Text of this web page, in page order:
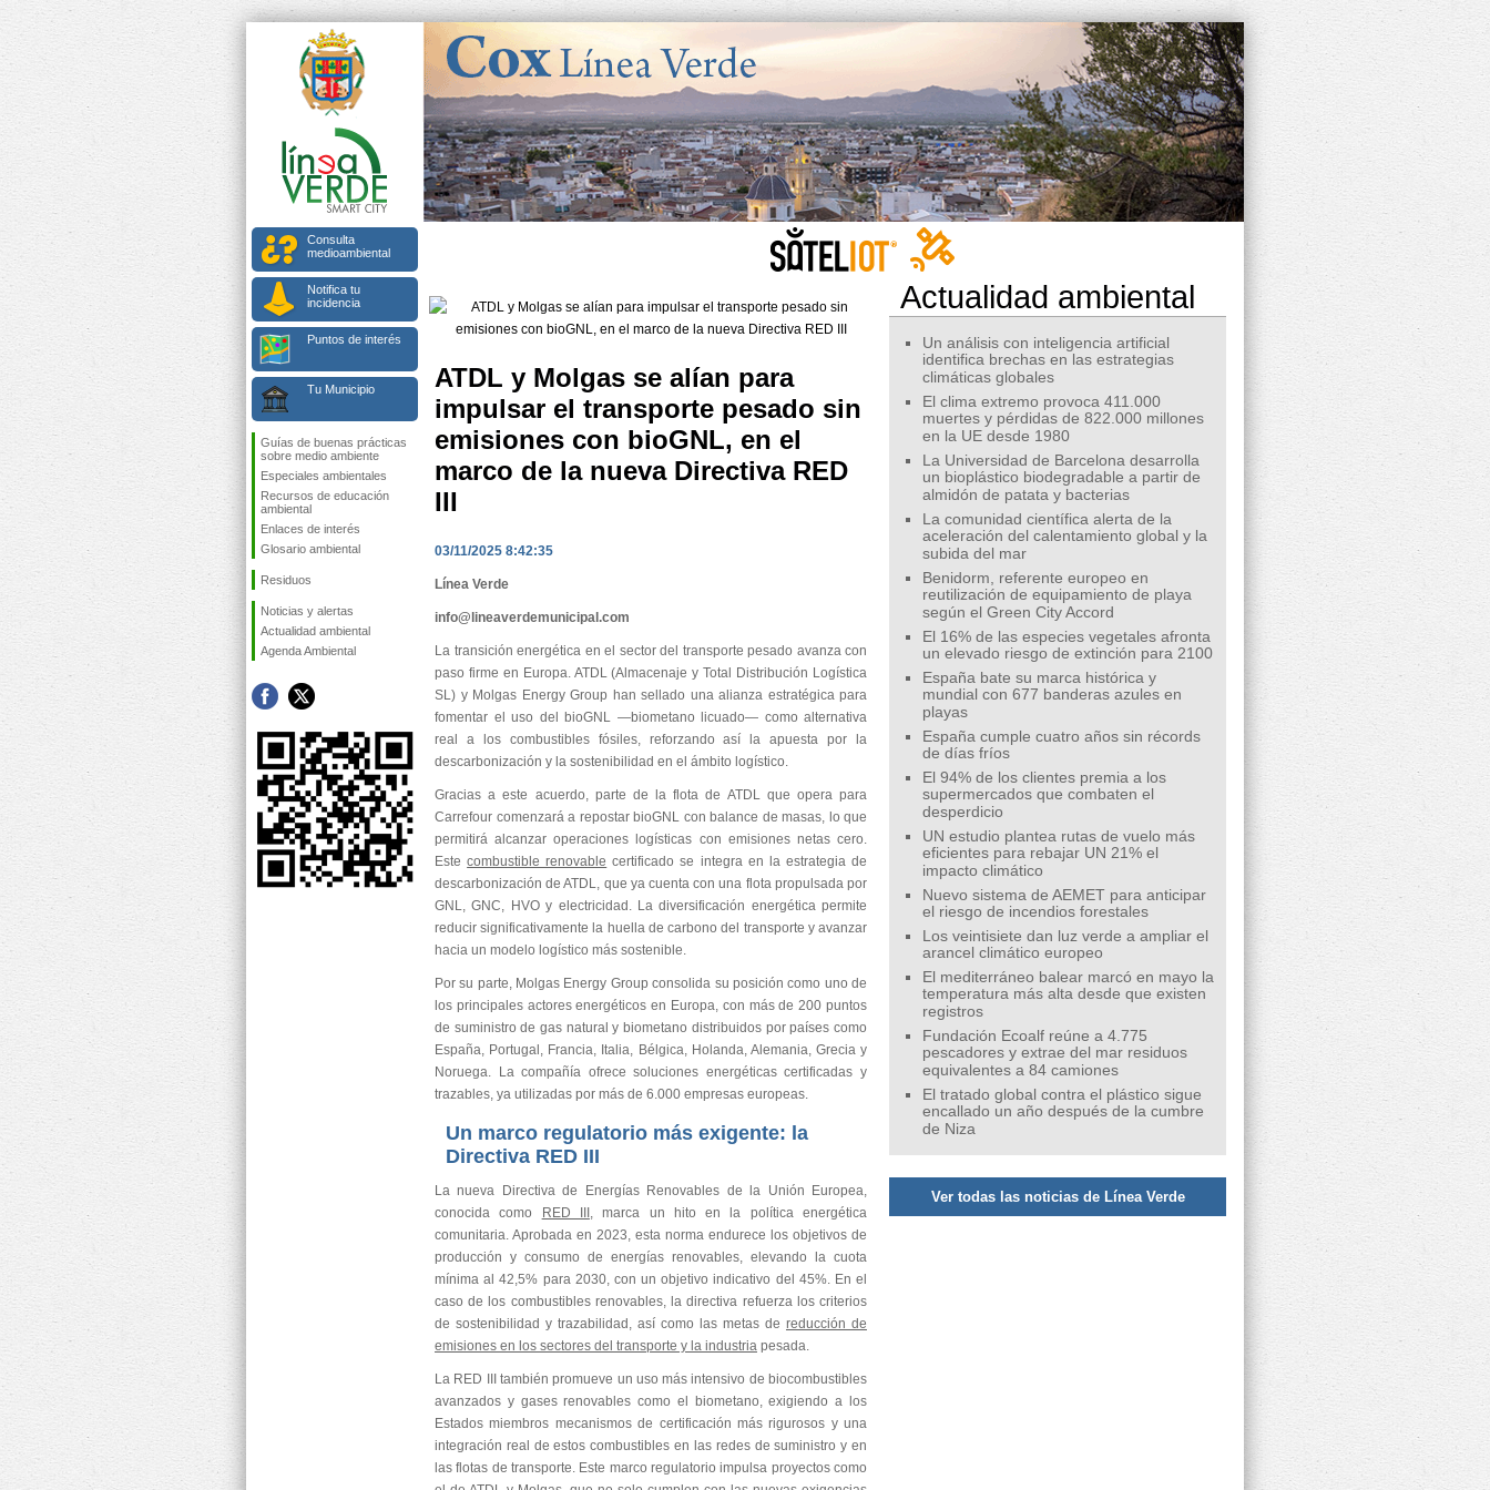
Consulta
medioambiental
Notifica tu
incidencia
Puntos de interés
Tu Municipio
Guías de buenas prácticas
sobre medio ambiente
Especiales ambientales
Recursos de educación
ambiental
Enlaces de interés
Glosario ambiental
Residuos
Noticias y alertas
Actualidad ambiental
Agenda Ambiental
ATDL y Molgas se alían para
impulsar el transporte pesado sin
emisiones con bioGNL, en el
marco de la nueva Directiva RED
III
03/11/2025 8:42:35
Línea Verde
info@lineaverdemunicipal.com
La transición energética en el sector del transporte pesado avanza con
paso firme en Europa. ATDL (Almacenaje y Total Distribución Logística
SL) y Molgas Energy Group han sellado una alianza estratégica para
fomentar el uso del bioGNL —biometano licuado— como alternativa
real a los combustibles fósiles, reforzando así la apuesta por la
descarbonización y la sostenibilidad en el ámbito logístico.
Gracias a este acuerdo, parte de la flota de ATDL que opera para
Carrefour comenzará a repostar bioGNL con balance de masas, lo que
permitirá alcanzar operaciones logísticas con emisiones netas cero.
Estecombustible renovable certificado se integra en la estrategia de
descarbonización de ATDL, que ya cuenta con una flota propulsada por
GNL, GNC, HVO y electricidad. La diversificación energética permite
reducir significativamente la huella de carbono del transporte y avanzar
hacia un modelo logístico más sostenible.
Por su parte, Molgas Energy Group consolida su posición como uno de
los principales actores energéticos en Europa, con más de 200 puntos
de suministro de gas natural y biometano distribuidos por países como
España, Portugal, Francia, Italia, Bélgica, Holanda, Alemania, Grecia y
Noruega. La compañía ofrece soluciones energéticas certificadas y
trazables, ya utilizadas por más de 6.000 empresas europeas.
Un marco regulatorio más exigente: la
Directiva RED III
La nueva Directiva de Energías Renovables de la Unión Europea,
conocida como
RED III , marca un hito en la política energética
comunitaria. Aprobada en 2023, esta norma endurece los objetivos de
producción y consumo de energías renovables, elevando la cuota
mínima al 42,5% para 2030, con un objetivo indicativo del 45%. En el
caso de los combustibles renovables, la directiva refuerza los criterios
de sostenibilidad y trazabilidad, así como las metas de reducción de
emisiones en los sectores del transporte y la industria pesada.
La RED III también promueve un uso más intensivo de biocombustibles
avanzados y gases renovables como el biometano, exigiendo a los
Estados miembros mecanismos de certificación más rigurosos y una
integración real de estos combustibles en las redes de suministro y en
las flotas de transporte. Este marco regulatorio impulsa proyectos como
Actualidad ambiental
Un análisis con inteligencia artificial
identifica brechas en las estrategias
climáticas globales
El clima extremo provoca 411.000
muertes y pérdidas de 822.000 millones
en la UE desde 1980
La Universidad de Barcelona desarrolla
un bioplástico biodegradable a partir de
almidón de patata y bacterias
La comunidad científica alerta de la
aceleración del calentamiento global y la
subida del mar
Benidorm, referente europeo en
reutilización de equipamiento de playa
según el Green City Accord
El 16% de las especies vegetales afronta
un elevado riesgo de extinción para 2100
España bate su marca histórica y
mundial con 677 banderas azules en
playas
España cumple cuatro años sin récords
de días fríos
El 94% de los clientes premia a los
supermercados que combaten el
desperdicio
UN estudio plantea rutas de vuelo más
eficientes para rebajar UN 21% el
impacto climático
Nuevo sistema de AEMET para anticipar
el riesgo de incendios forestales
Los veintisiete dan luz verde a ampliar el
arancel climático europeo
El mediterráneo balear marcó en mayo la
temperatura más alta desde que existen
registros
Fundación Ecoalf reúne a 4.775
pescadores y extrae del mar residuos
equivalentes a 84 camiones
El tratado global contra el plástico sigue
encallado un año después de la cumbre
de Niza
Ver todas las noticias de Línea Verde